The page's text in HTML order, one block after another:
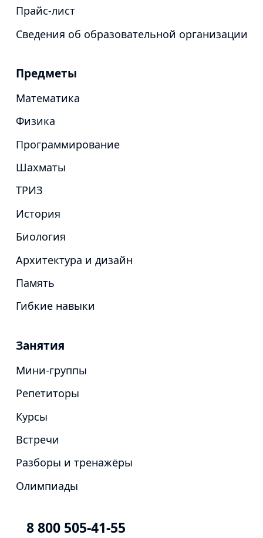
Прайс-лист
Сведения об образовательной организации
Предметы
Математика
Физика
Программирование
Шахматы
ТРИЗ
История
Биология
Архитектура и дизайн
Память
Гибкие навыки
Занятия
Мини-группы
Репетиторы
Курсы
Встречи
Разборы и тренажёры
Олимпиады
8 800 505-41-55